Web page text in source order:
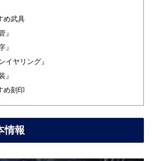
め武具
』
』
イヤリング』
』
め刻印
情報